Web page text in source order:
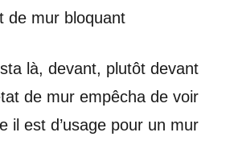
de mur bloquant
là, devant, plutôt devant
de mur empêcha de voir
il est d’usage pour un mur